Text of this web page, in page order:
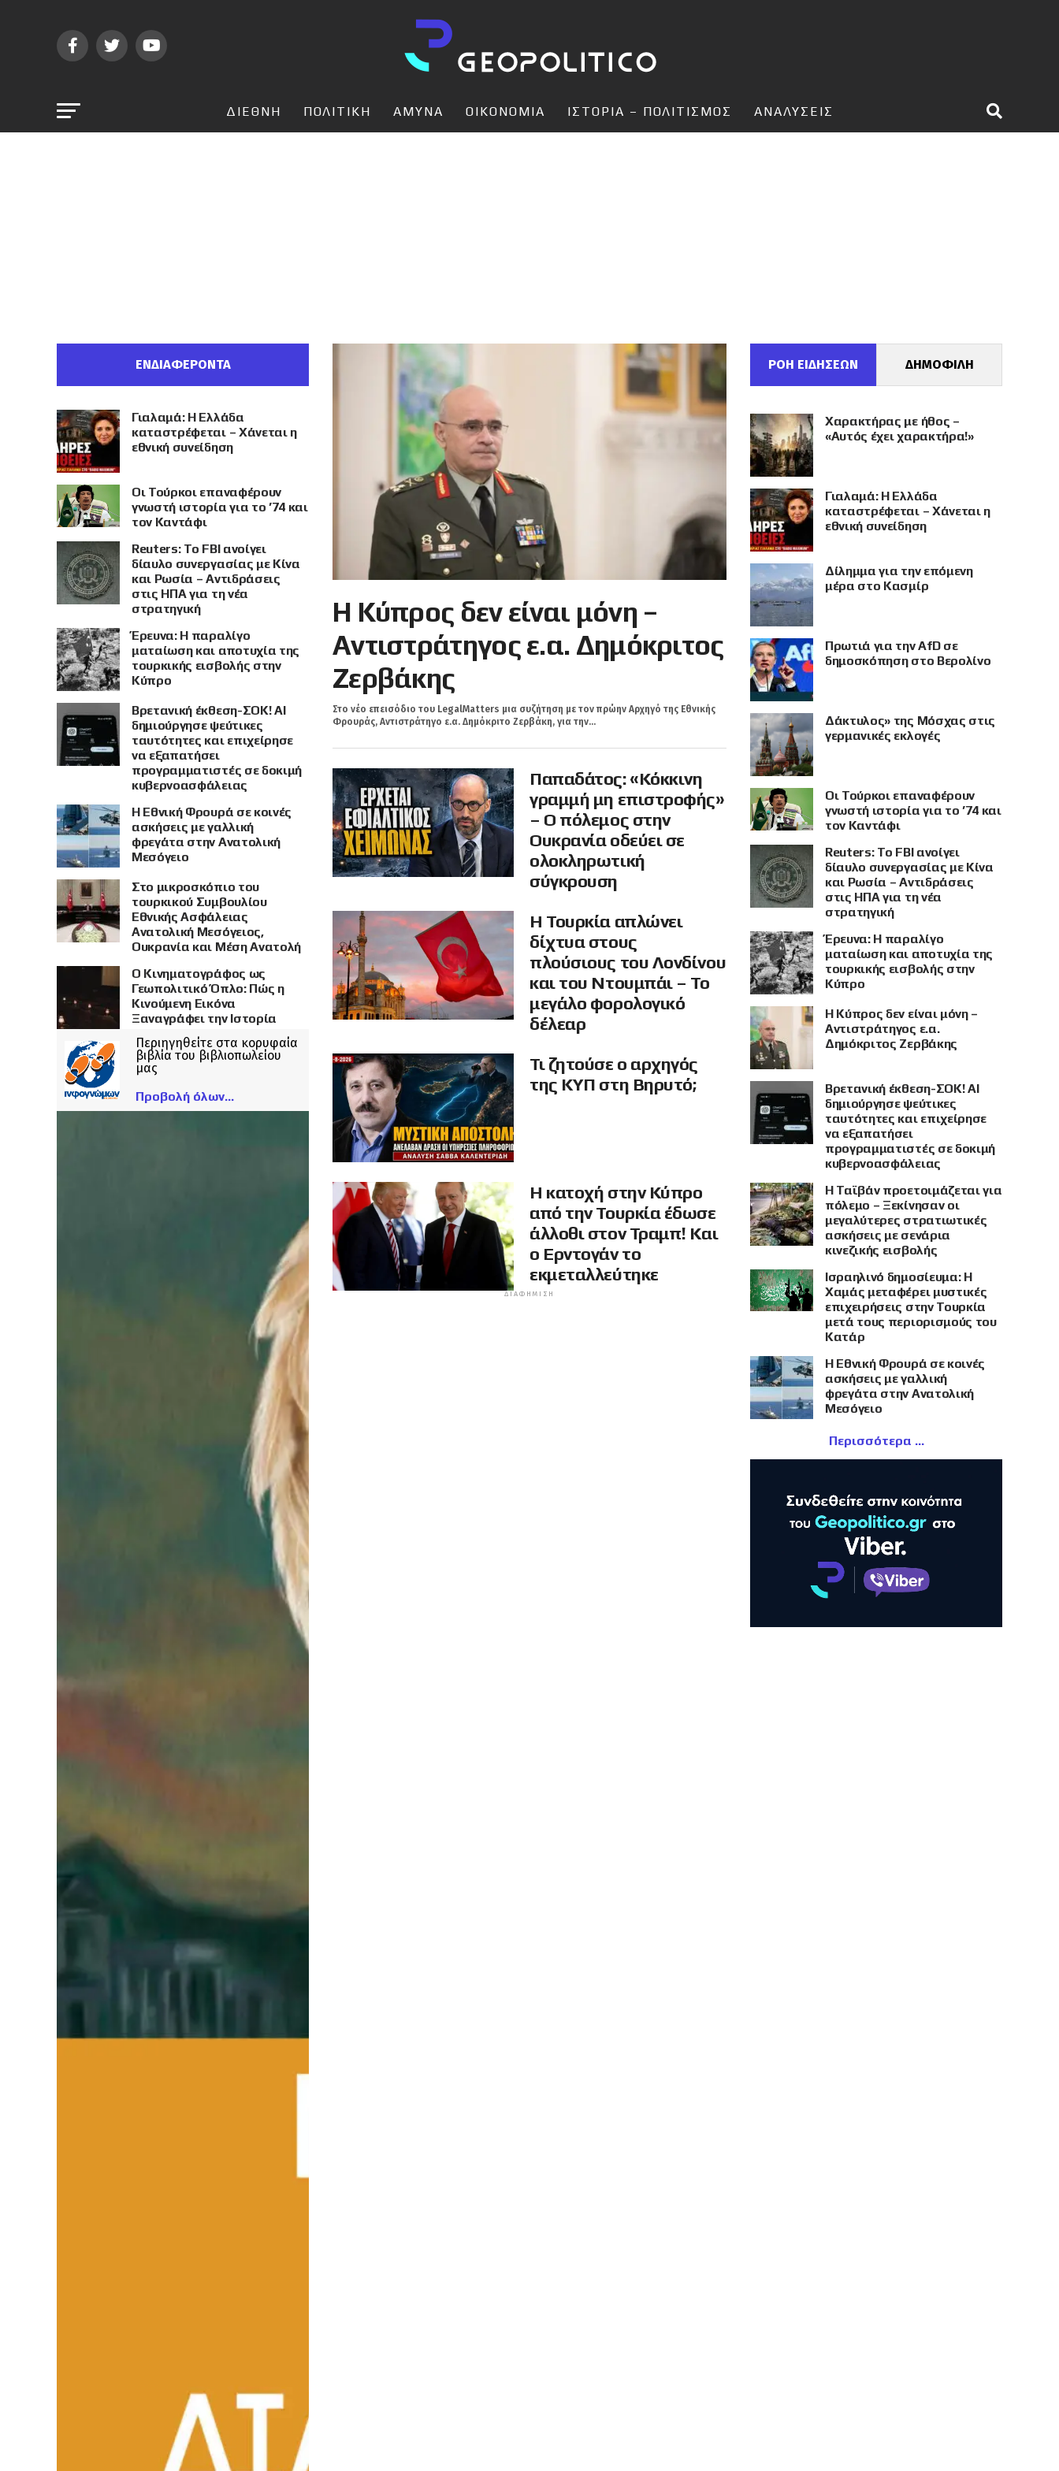
ΔΙΕΘΝΗ ΠΟΛΙΤΙΚΗ ΑΜΥΝΑ ΟΙΚΟΝΟΜΙΑ ΙΣΤΟΡΙΑ – ΠΟΛΙΤΙΣΜΟΣ ΑΝΑΛΥΣΕΙΣ
Η Κύπρος δεν είναι μόνη –
Αντιστράτηγος ε.α. Δημόκριτος
Ζερβάκης
Στο νέο επεισόδιο του LegalMatters μια συζήτηση με τον πρώην Αρχηγό της Εθνικής
Φρουράς, Αντιστράτηγο ε.α. Δημόκριτο Ζερβάκη, για την...
Παπαδάτος: «Κόκκινη
γραμμή μη επιστροφής»
– Ο πόλεμος στην
Ουκρανία οδεύει σε
ολοκληρωτική
σύγκρουση
Η Τουρκία απλώνει
δίχτυα στους
πλούσιους του Λονδίνου
και του Ντουμπάι – Το
μεγάλο φορολογικό
δέλεαρ
Τι ζητούσε ο αρχηγός
της ΚΥΠ στη Βηρυτό;
Η κατοχή στην Κύπρο
από την Τουρκία έδωσε
άλλοθι στον Τραμπ! Και
ο Ερντογάν το
εκμεταλλεύτηκε
ΔΙΑΦΉΜΙΣΗ
ΕΝΔΙΑΦΕΡΟΝΤΑ
Γιαλαμά: Η Ελλάδα
καταστρέφεται – Χάνεται η
εθνική συνείδηση
Οι Τούρκοι επαναφέρουν
γνωστή ιστορία για το ’74 και
τον Καντάφι
Reuters: Το FBI ανοίγει
δίαυλο συνεργασίας με Κίνα
και Ρωσία – Αντιδράσεις
στις ΗΠΑ για τη νέα
στρατηγική
Έρευνα: Η παραλίγο
ματαίωση και αποτυχία της
τουρκικής εισβολής στην
Κύπρο
Βρετανική έκθεση-ΣΟΚ! AI
δημιούργησε ψεύτικες
ταυτότητες και επιχείρησε
να εξαπατήσει
προγραμματιστές σε δοκιμή
κυβερνοασφάλειας
Η Εθνική Φρουρά σε κοινές
ασκήσεις με γαλλική
φρεγάτα στην Ανατολική
Μεσόγειο
Στο μικροσκόπιο του
τουρκικού Συμβουλίου
Εθνικής Ασφάλειας
Ανατολική Μεσόγειος,
Ουκρανία και Μέση Ανατολή
Ο Κινηματογράφος ως
Γεωπολιτικό Όπλο: Πώς η
Κινούμενη Εικόνα
Ξαναγράφει την Ιστορία
Περιηγηθείτε στα κορυφαία
βιβλία του βιβλιοπωλείου
μας
Προβολή όλων
ΡΟΗ ΕΙΔΗΣΕΩΝ ΔΗΜΟΦΙΛΗ
Χαρακτήρας με ήθος –
«Αυτός έχει χαρακτήρα!»
Γιαλαμά: Η Ελλάδα
καταστρέφεται – Χάνεται η
εθνική συνείδηση
Δίλημμα για την επόμενη
μέρα στο Κασμίρ
Πρωτιά για την AfD σε
δημοσκόπηση στο Βερολίνο
Δάκτυλος» της Μόσχας στις
γερμανικές εκλογές
Οι Τούρκοι επαναφέρουν
γνωστή ιστορία για το ’74 και
τον Καντάφι
Reuters: Το FBI ανοίγει
δίαυλο συνεργασίας με Κίνα
και Ρωσία – Αντιδράσεις
στις ΗΠΑ για τη νέα
στρατηγική
Έρευνα: Η παραλίγο
ματαίωση και αποτυχία της
τουρκικής εισβολής στην
Κύπρο
Η Κύπρος δεν είναι μόνη –
Αντιστράτηγος ε.α.
Δημόκριτος Ζερβάκης
Βρετανική έκθεση-ΣΟΚ! AI
δημιούργησε ψεύτικες
ταυτότητες και επιχείρησε
να εξαπατήσει
προγραμματιστές σε δοκιμή
κυβερνοασφάλειας
Η Ταϊβάν προετοιμάζεται για
πόλεμο – Ξεκίνησαν οι
μεγαλύτερες στρατιωτικές
ασκήσεις με σενάρια
κινεζικής εισβολής
Ισραηλινό δημοσίευμα: Η
Χαμάς μεταφέρει μυστικές
επιχειρήσεις στην Τουρκία
μετά τους περιορισμούς του
Κατάρ
Η Εθνική Φρουρά σε κοινές
ασκήσεις με γαλλική
φρεγάτα στην Ανατολική
Μεσόγειο
Περισσότερα